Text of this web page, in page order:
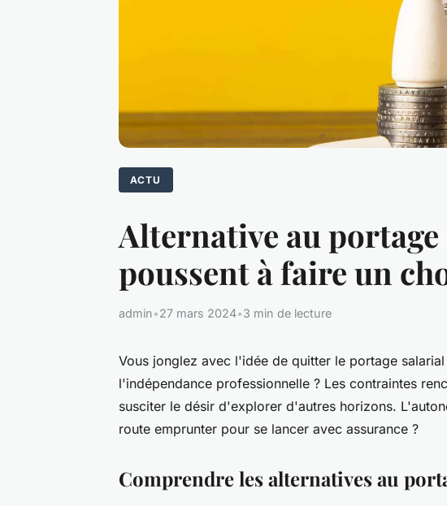
ACTU
Alternative au
poussent à faire un
admin•27 mars 2024•3 min de lecture
Vous jonglez avec l'idée de quitter le portage
l'indépendance professionnelle ? Les contraintes
susciter le désir d'explorer d'autres horizons.
route emprunter pour se lancer avec assurance ?
Comprendre les alternatives au